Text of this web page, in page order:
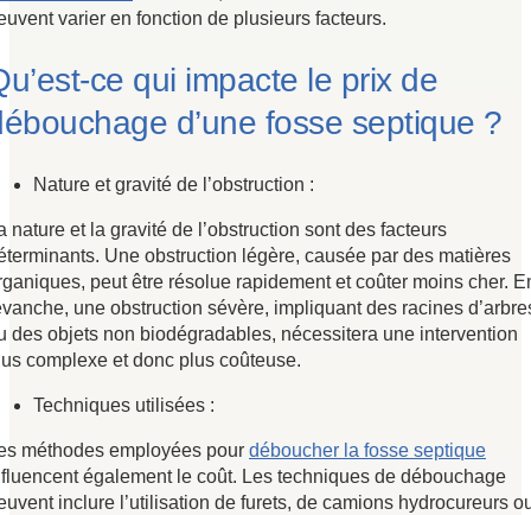
varier en fonction de plusieurs facteurs.
ce qui impacte le prix de
d’une fosse septique ?
Nature et gravité de l’obstruction :
nature et la gravité de l’obstruction sont des facteurs
Une obstruction légère, causée par des matières
peut être résolue rapidement et coûter moins cher.
une obstruction sévère, impliquant des racines
des objets non biodégradables, nécessitera une intervention
complexe et donc plus coûteuse.
Techniques utilisées :
méthodes employées pour déboucher la fosse septique
également le coût. Les techniques de débouchage
inclure l’utilisation de furets, de camions hydrocureurs